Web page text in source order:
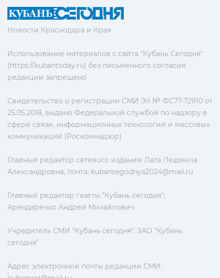
Новости Краснодара и Края
Использование материалов с сайта "Кубань Сегодня"
(https://kubantoday.ru) без письменного согласия
редакции запрещено
Свидетельство о регистрации СМИ Эл № ФС77-72910 от
25.05.2018, выдано Федеральной службой по надзору в
сфере связи, информационных технологий и массовых
коммуникаций (Роскомнадзор)
Главный редактор сетевого издания: Лата Людмила
Александровна, почта: kubansegodnya2024@mail.ru
Главный редактор газеты "Кубань сегодня":
Арендаренко Андрей Михайлович
Учредитель СМИ "Кубань сегодня": ЗАО "Кубань
сегодня"
Адрес электронной почты редакции СМИ: